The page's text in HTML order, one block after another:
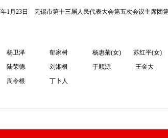
年1月23日 无锡市第十三届人民代表大会第五次会议主席团
泽 郁家树 杨惠菊(女) 苏红平(女)
德 刘湘根 于顺源 王金大
根 丁卜人